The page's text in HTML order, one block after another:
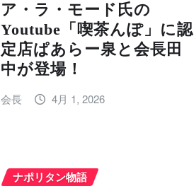
ア・ラ・モード氏の
Youtube「喫茶んぽ」に認
定店ぱあらー泉と会長田
中が登場！
会長 4月 1, 2026
ナポリタン物語